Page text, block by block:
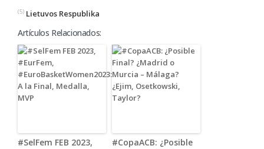
(5) Lietuvos Respublika
Artículos Relacionados:
#SelFem FEB 2023,
#CopaACB: ¿Posible